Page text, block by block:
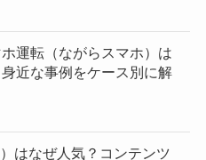
運転（ながらスマホ）は
近な事例をケース別に解
はなぜ人気？コンテンツ